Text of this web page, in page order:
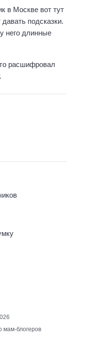
в Москве вот тут
подсказки.
него длинные
расшифровал
мам-блогеров